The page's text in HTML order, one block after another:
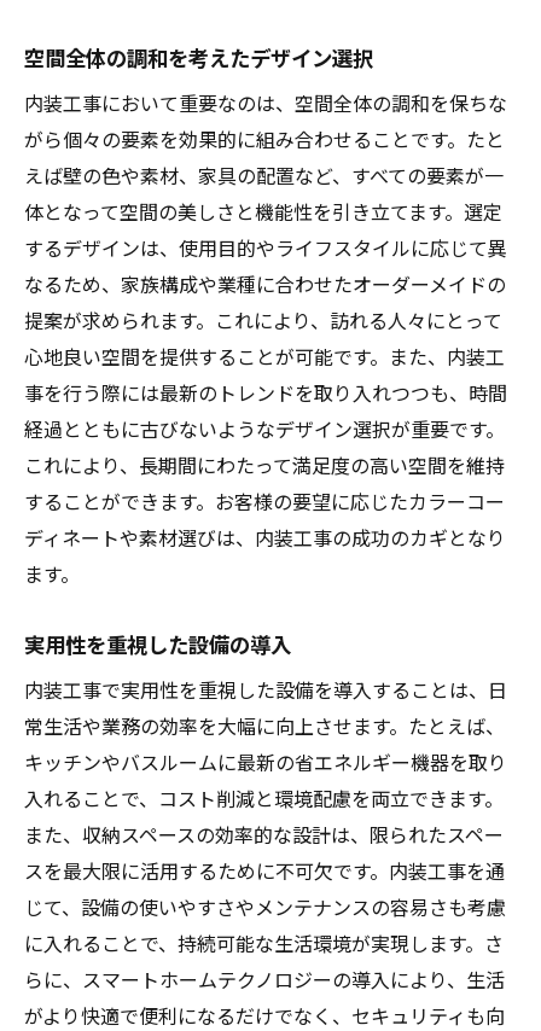
空間全体の調和を考えたデザイン選択
内装工事において重要なのは、空間全体の調和を保ちな
がら個々の要素を効果的に組み合わせることです。たと
えば壁の色や素材、家具の配置など、すべての要素が一
体となって空間の美しさと機能性を引き立てます。選定
するデザインは、使用目的やライフスタイルに応じて異
なるため、家族構成や業種に合わせたオーダーメイドの
提案が求められます。これにより、訪れる人々にとって
心地良い空間を提供することが可能です。また、内装工
事を行う際には最新のトレンドを取り入れつつも、時間
経過とともに古びないようなデザイン選択が重要です。
これにより、長期間にわたって満足度の高い空間を維持
することができます。お客様の要望に応じたカラーコー
ディネートや素材選びは、内装工事の成功のカギとなり
ます。
実用性を重視した設備の導入
内装工事で実用性を重視した設備を導入することは、日
常生活や業務の効率を大幅に向上させます。たとえば、
キッチンやバスルームに最新の省エネルギー機器を取り
入れることで、コスト削減と環境配慮を両立できます。
また、収納スペースの効率的な設計は、限られたスペー
スを最大限に活用するために不可欠です。内装工事を通
じて、設備の使いやすさやメンテナンスの容易さも考慮
に入れることで、持続可能な生活環境が実現します。さ
らに、スマートホームテクノロジーの導入により、生活
がより快適で便利になるだけでなく、セキュリティも向